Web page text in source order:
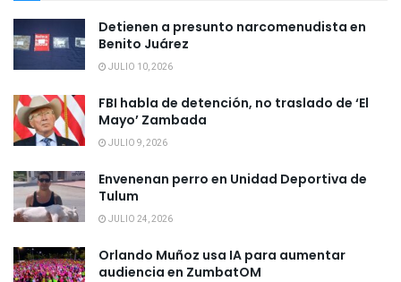
Detienen a presunto narcomenudista en
Benito Juárez
JULIO 10, 2026
FBI habla de detención, no traslado de ‘El
Mayo’ Zambada
JULIO 9, 2026
Envenenan perro en Unidad Deportiva de
Tulum
JULIO 24, 2026
Orlando Muñoz usa IA para aumentar
audiencia en ZumbatOM